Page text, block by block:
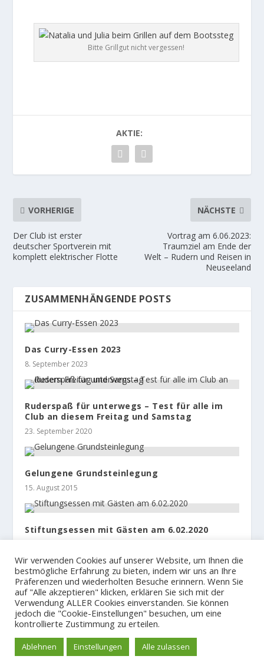
Bitte Grillgut nicht vergessen!
AKTIE:
VORHERIGE
Der Club ist erster
deutscher Sportverein mit
komplett elektrischer Flotte
NÄCHSTE
Vortrag am 6.06.2023:
Traumziel am Ende der
Welt – Rudern und Reisen in
Neuseeland
ZUSAMMENHÄNGENDE POSTS
Das Curry-Essen 2023
8. September 2023
Ruderspaß für unterwegs – Test für alle im
Club an diesem Freitag und Samstag
23. September 2020
Gelungene Grundsteinlegung
15. August 2015
Stiftungsessen mit Gästen am 6.02.2020
© 2023Der Hamburger und Germania Ruder Club
Impressum und Spendenkonto Datenschutzerklärung
Wir verwenden Cookies auf unserer Website, um Ihnen die
bestmögliche Erfahrung zu bieten, indem wir uns an Ihre
Präferenzen und wiederholten Besuche erinnern. Wenn Sie
auf "Alle akzeptieren" klicken, erklären Sie sich mit der
Verwendung ALLER Cookies einverstanden. Sie können
jedoch die "Cookie-Einstellungen" besuchen, um eine
kontrollierte Zustimmung zu erteilen.
Ablehnen Einstellungen Alle zulassen